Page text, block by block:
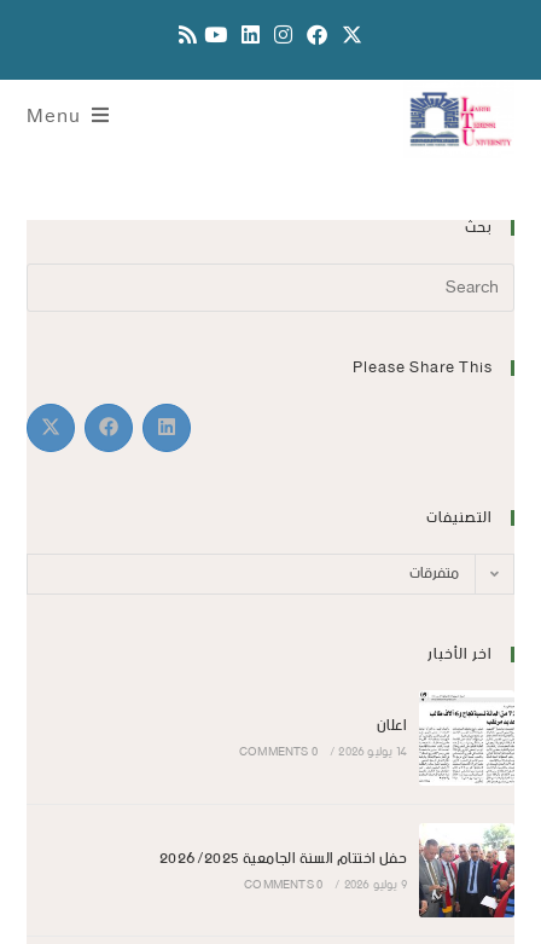
Menu
بحث
Please Share This
التصنيفات
متفرقات
اخر الأخبار
اعلان
14 يوليو 2026 /
0 COMMENTS
حفل اختتام السنة الجامعية 2026/2025
9 يوليو 2026 /
0 COMMENTS